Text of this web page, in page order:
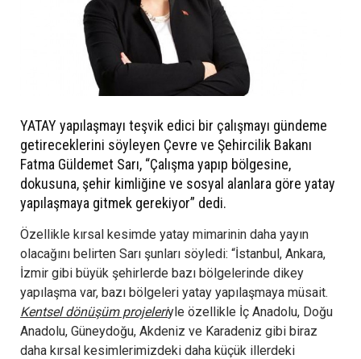
YATAY yapılaşmayı teşvik edici bir çalışmayı gündeme
getireceklerini söyleyen Çevre ve Şehircilik Bakanı
Fatma Güldemet Sarı, “Çalışma yapıp bölgesine,
dokusuna, şehir kimliğine ve sosyal alanlara göre yatay
yapılaşmaya gitmek gerekiyor” dedi.
Özellikle kırsal kesimde yatay mimarinin daha yayın
olacağını belirten Sarı şunları söyledi: “İstanbul, Ankara,
İzmir gibi büyük şehirlerde bazı bölgelerinde dikey
yapılaşma var, bazı bölgeleri yatay yapılaşmaya müsait.
Kentsel dönüşüm projeleriyle özellikle İç Anadolu, Doğu
Anadolu, Güneydoğu, Akdeniz ve Karadeniz gibi biraz
daha kırsal kesimlerimizdeki daha küçük illerdeki